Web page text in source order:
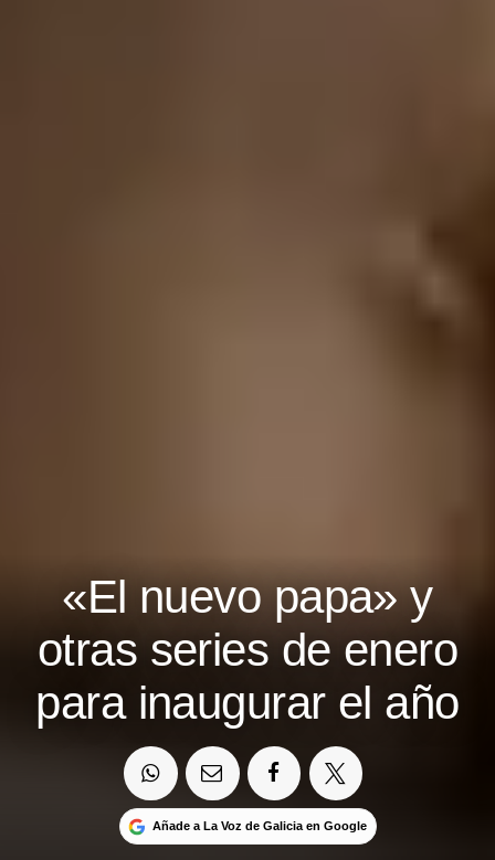
«El nuevo papa» y
otras series de enero
para inaugurar el año
Añade a La Voz de Galicia en Google